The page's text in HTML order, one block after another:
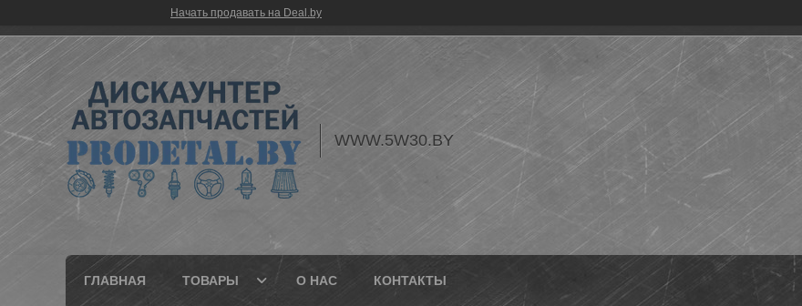
Начать продавать на Deal.by
WWW.5W30.BY
ГЛАВНАЯ ТОВАРЫ О НАС КОНТАКТЫ